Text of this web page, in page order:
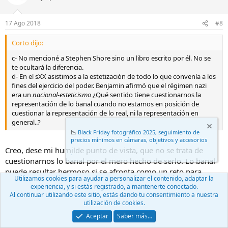
17 Ago 2018 #8
Corto dijo:
c- No mencioné a Stephen Shore sino un libro escrito por él. No se
te ocultará la diferencia.
d- En el sXX asistimos a la estetización de todo lo que convenía a los
fines del ejercicio del poder. Benjamin afirmó que el régimen nazi
era un nacional-esteticismo¿Qué sentido tiene cuestionarnos la
representación de lo banal cuando no estamos en posición de
cuestionar la representación de lo real, ni la representación en
general..?
Creo, dese mi humilde punto de vista, que no se trata de
cuestionarnos lo banal por el mero hecho de serlo. Lo banal
puede resultar hermoso si se afronta como un reto para
convertirlo en hermoso.
Nuestra gran aliada es la luz y es ella quien puede modelar
una situación u objeto cotidiano, insulso o irrelevante para
convertirlos en una representación estéticamente bella.
Ya lo hemos hablado en otros apartados, mi crítica a Shore no
📉 Black Friday fotográfico 2025, seguimiento de
precios mínimos en cámaras, objetivos y accesorios
.
Utilizamos cookies para ayudar a personalizar el contenido, adaptar la
experiencia, y si estás registrado, a mantenerte conectado.
Al continuar utilizando este sitio, estás dando tu consentimiento a nuestra
utilización de cookies.
Aceptar
Saber más…